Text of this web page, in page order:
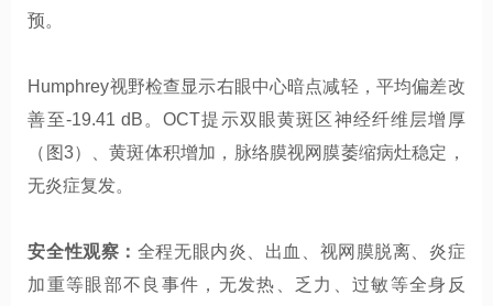
预。
Humphrey视野检查显示右眼中心暗点减轻，平均偏差改
善至-19.41 dB。OCT提示双眼黄斑区神经纤维层增厚
（图3）、黄斑体积增加，脉络膜视网膜萎缩病灶稳定，
无炎症复发。
安全性观察： 全程无眼内炎、出血、视网膜脱离、炎症
加重等眼部不良事件，无发热、乏力、过敏等全身反